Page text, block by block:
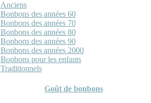
Anciens
Bonbons des années 60
Bonbons des années 70
Bonbons des années 80
Bonbons des années 90
Bonbons des années 2000
Bonbons pour les enfants
Traditionnels
Goût de bonbons